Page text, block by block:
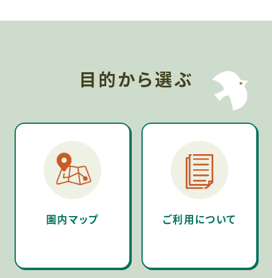
目的から選ぶ
園内マップ ご利用について